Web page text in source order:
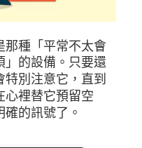
那種「平常不太會
」的設備。只要還
別注意它，直到
心裡替它預留空
的訊號了。